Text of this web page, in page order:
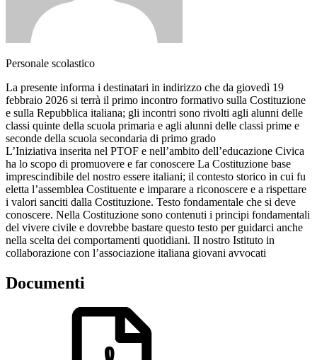
Personale scolastico
La presente informa i destinatari in indirizzo che da giovedì 19
febbraio 2026 si terrà il primo incontro formativo sulla Costituzione
e sulla Repubblica italiana; gli incontri sono rivolti agli alunni delle
classi quinte della scuola primaria e agli alunni delle classi prime e
seconde della scuola secondaria di primo grado
L’Iniziativa inserita nel PTOF e nell’ambito dell’educazione Civica
ha lo scopo di promuovere e far conoscere La Costituzione base
imprescindibile del nostro essere italiani; il contesto storico in cui fu
eletta l’assemblea Costituente e imparare a riconoscere e a rispettare
i valori sanciti dalla Costituzione. Testo fondamentale che si deve
conoscere. Nella Costituzione sono contenuti i principi fondamentali
del vivere civile e dovrebbe bastare questo testo per guidarci anche
nella scelta dei comportamenti quotidiani. Il nostro Istituto in
collaborazione con l’associazione italiana giovani avvocati
Documenti